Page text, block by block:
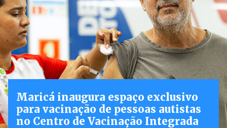
o
s
t
a
g
e
n
s
Maricá inaugura espaço exclusivo
para vacinação de pessoas autistas
no Centro de Vacinação Integrada